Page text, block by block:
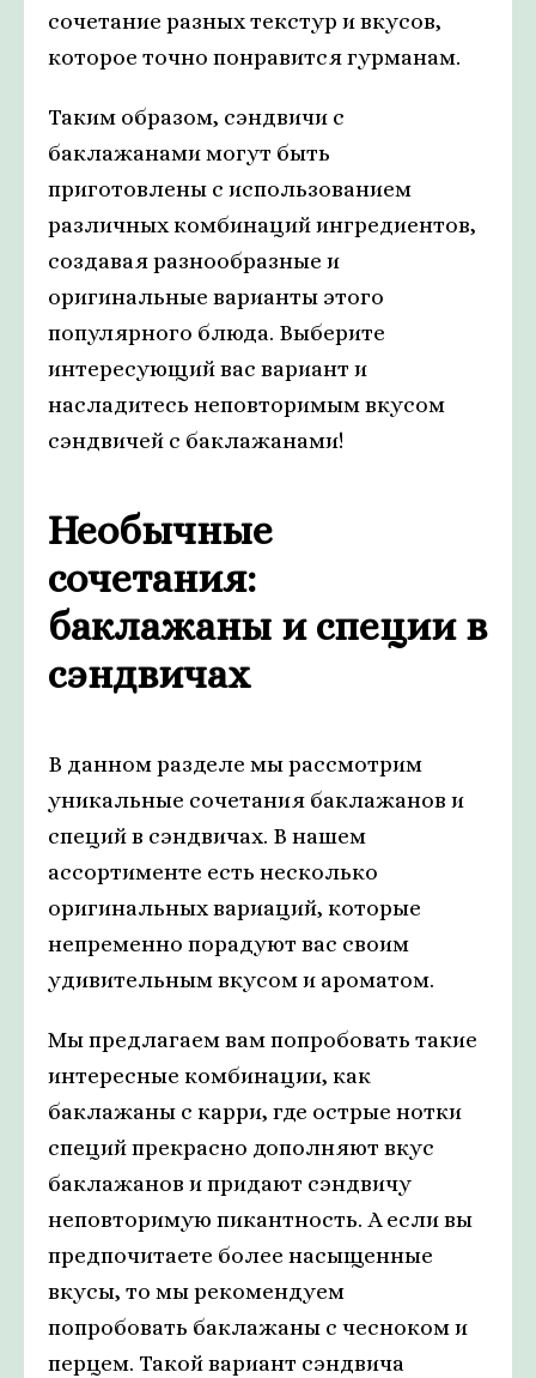
сочетание разных текстур и вкусов,
которое точно понравится гурманам.
Таким образом, сэндвичи с
баклажанами могут быть
приготовлены с использованием
различных комбинаций ингредиентов,
создавая разнообразные и
оригинальные варианты этого
популярного блюда. Выберите
интересующий вас вариант и
насладитесь неповторимым вкусом
сэндвичей с баклажанами!
Необычные
сочетания:
баклажаны и специи в
сэндвичах
В данном разделе мы рассмотрим
уникальные сочетания баклажанов и
специй в сэндвичах. В нашем
ассортименте есть несколько
оригинальных вариаций, которые
непременно порадуют вас своим
удивительным вкусом и ароматом.
Мы предлагаем вам попробовать такие
интересные комбинации, как
баклажаны с карри, где острые нотки
специй прекрасно дополняют вкус
баклажанов и придают сэндвичу
неповторимую пикантность. А если вы
предпочитаете более насыщенные
вкусы, то мы рекомендуем
попробовать баклажаны с чесноком и
перцем. Такой вариант сэндвича